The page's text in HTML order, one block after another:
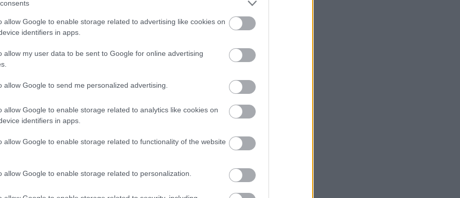
allow Google to enable storage related to advertising like cookies on
identifiers in apps.
allow my user data to be sent to Google for online advertising
allow Google to send me personalized advertising.
allow Google to enable storage related to analytics like cookies on
identifiers in apps.
allow Google to enable storage related to functionality of the website
allow Google to enable storage related to personalization.
πιο πλήρες σύνολο 16 διαφορετικών υλικών και